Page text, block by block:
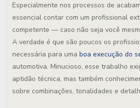
Especialmente nos processos de
essencial contar com um profissional
competente — caso não seja você
A verdade é que são poucos os
necessária para uma boa execução do
automotiva. Minucioso, esse trabalho
aptidão técnica, mas também
sobre combinações, tonalidades e